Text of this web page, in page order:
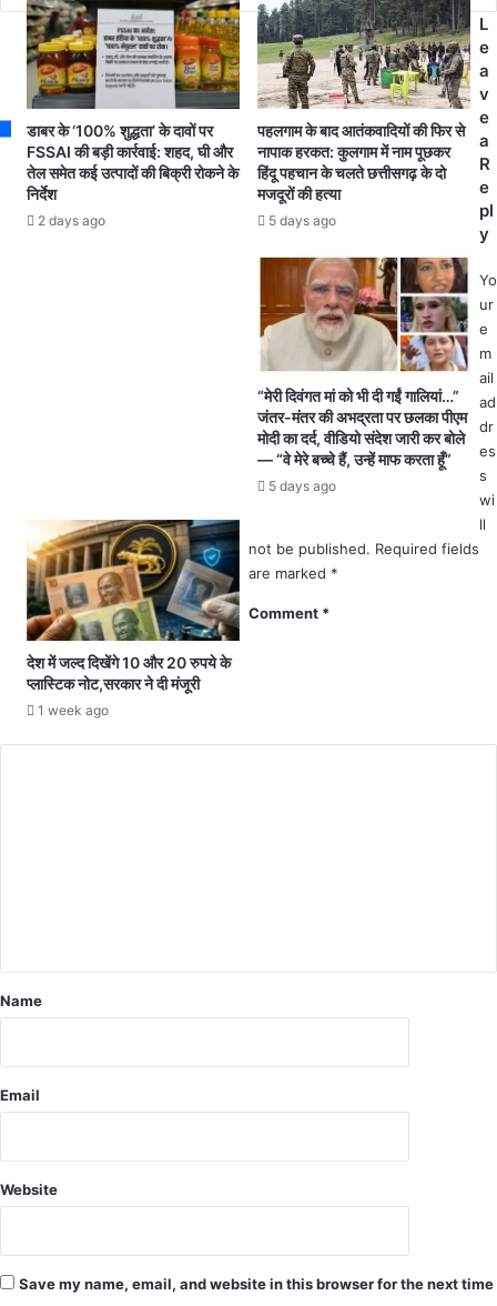
वा
सा
थि
यों
की
मौ
दो
भी
झाँ
की
यों
गा
बा
ल
गा
क
ति
का
दा
र
आ
ज
न
डाबर के ‘100% शुद्धता’ के दावों पर
FSSAI की बड़ी कार्रवाई: शहद, घी और
तेल समेत कई उत्पादों की बिक्री रोकने के
निर्देश
2 days ago
पहलगाम के बाद आतंकवादियों की फिर से
नापाक हरकत: कुलगाम में नाम पूछकर
हिंदू पहचान के चलते छत्तीसगढ़ के दो
मजदूरों की हत्या
5 days ago
“मेरी दिवंगत मां को भी दी गईं गालियां…”
जंतर-मंतर की अभद्रता पर छलका पीएम
मोदी का दर्द, वीडियो संदेश जारी कर बोले
— “वे मेरे बच्चे हैं, उन्हें माफ करता हूँ”
5 days ago
देश में जल्द दिखेंगे 10 और 20 रुपये के
प्लास्टिक नोट,सरकार ने दी मंजूरी
1 week ago
L
e
a
v
e
a
R
e
pl
y
Yo
ur
e
m
ail
ad
dr
es
s
wi
ll
not be published. Required fields
are marked *
Comment *
Name
Email
Website
Save my name, email, and website in this browser for the next time